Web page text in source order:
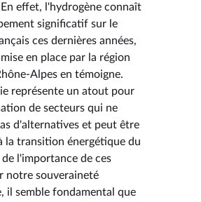
effet, l'hydrogène connaît
significatif sur le
ces dernières années,
en place par la région
Alpes en témoigne.
représente un atout pour
de secteurs qui ne
d'alternatives et peut être
la transition énergétique du
de l'importance de ces
notre souveraineté
il semble fondamental que